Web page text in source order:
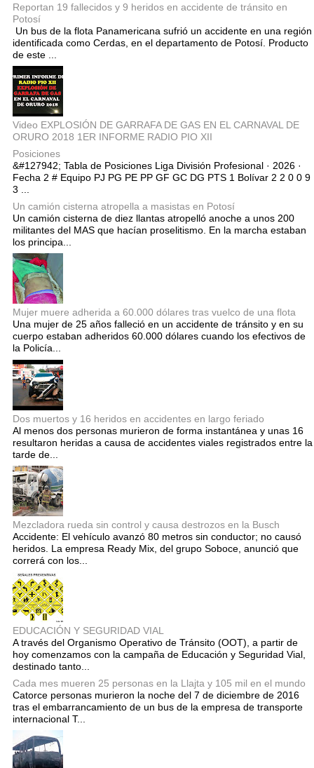
Reportan 19 fallecidos y 9 heridos en accidente de tránsito en
Potosí
Un bus de la flota Panamericana sufrió un accidente en una región
identificada como Cerdas, en el departamento de Potosí. Producto
de este ...
Video EXPLOSIÓN DE GARRAFA DE GAS EN EL CARNAVAL DE
ORURO 2018 1ER INFORME RADIO PIO XII
Posiciones
&#127942; Tabla de Posiciones Liga División Profesional · 2026 ·
Fecha 2 # Equipo PJ PG PE PP GF GC DG PTS 1 Bolívar 2 2 0 0 9
3 ...
Un camión cisterna atropella a masistas en Potosí
Un camión cisterna de diez llantas atropelló anoche a unos 200
militantes del MAS que hacían proselitismo. En la marcha estaban
los principa...
Mujer muere adherida a 60.000 dólares tras vuelco de una flota
Una mujer de 25 años falleció en un accidente de tránsito y en su
cuerpo estaban adheridos 60.000 dólares cuando los efectivos de
la Policía...
Dos muertos y 16 heridos en accidentes en largo feriado
Al menos dos personas murieron de forma instantánea y unas 16
resultaron heridas a causa de accidentes viales registrados entre la
tarde de...
Mezcladora rueda sin control y causa destrozos en la Busch
Accidente: El vehículo avanzó 80 metros sin conductor; no causó
heridos. La empresa Ready Mix, del grupo Soboce, anunció que
correrá con los...
EDUCACIÓN Y SEGURIDAD VIAL
A través del Organismo Operativo de Tránsito (OOT), a partir de
hoy comenzamos con la campaña de Educación y Seguridad Vial,
destinado tanto...
Cada mes mueren 25 personas en la Llajta y 105 mil en el mundo
Catorce personas murieron la noche del 7 de diciembre de 2016
tras el embarrancamiento de un bus de la empresa de transporte
internacional T...